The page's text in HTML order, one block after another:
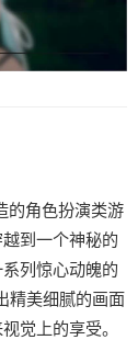
的角色扮演类游
到一个神秘的
列惊心动魄的
精美细腻的画面
觉上的享受。